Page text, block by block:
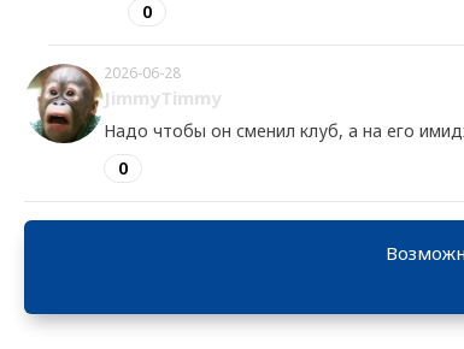
0
2026-06-28
JimmyTimmy
Надо чтобы он сменил клуб, а на его
0